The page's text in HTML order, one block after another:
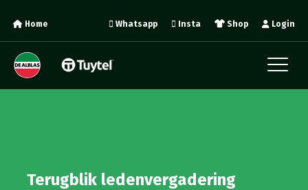
Home Login
Shop
Insta
Whatsapp
Terugblik ledenvergadering